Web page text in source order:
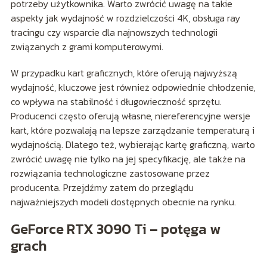
potrzeby użytkownika. Warto zwrócić uwagę na takie
aspekty jak wydajność w rozdzielczości 4K, obsługa ray
tracingu czy wsparcie dla najnowszych technologii
związanych z grami komputerowymi.
W przypadku kart graficznych, które oferują najwyższą
wydajność, kluczowe jest również odpowiednie chłodzenie,
co wpływa na stabilność i długowieczność sprzętu.
Producenci często oferują własne, niereferencyjne wersje
kart, które pozwalają na lepsze zarządzanie temperaturą i
wydajnością. Dlatego też, wybierając kartę graficzną, warto
zwrócić uwagę nie tylko na jej specyfikację, ale także na
rozwiązania technologiczne zastosowane przez
producenta. Przejdźmy zatem do przeglądu
najważniejszych modeli dostępnych obecnie na rynku.
GeForce RTX 3090 Ti – potęga w
grach